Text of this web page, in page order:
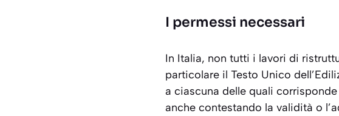
I permessi necessari
In Italia, non tutti i lavori di
particolare il Testo Unico
a ciascuna delle quali
anche contestando la validità o